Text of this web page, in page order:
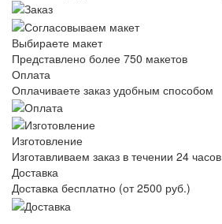
Выбираете макет
Представлено более 750 макетов
Оплата
Оплачиваете заказ удобным способом
Изготовление
Изготавливаем заказ в течении 24 часов
Доставка
Доставка бесплатно (от 2500 руб.)